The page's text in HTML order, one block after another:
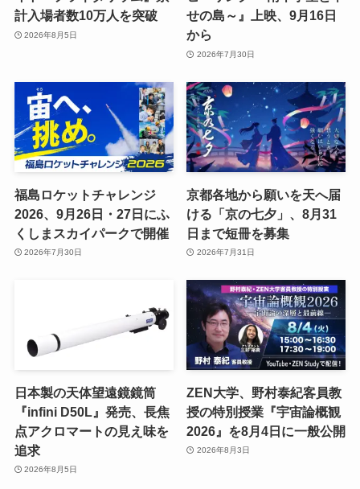
計入場者数10万人を突破
2026年8月5日
せの島～』上映、9月16日
から
2026年7月30日
福島ロケットチャレンジ
2026、9月26日・27日にふ
くしまスカイパークで開催
2026年7月30日
京都各地から願いを天へ届
ける「京の七夕」、8月31
日まで短冊を募集
2026年7月31日
日本製の天体望遠鏡鏡筒
『infini D50L』発売、長焦
点アクロマートの見え味を
追求
2026年8月5日
ZEN大学、野村泰紀客員教
授の特別授業『宇宙論概観
2026』を8月4日に一般公開
2026年8月3日